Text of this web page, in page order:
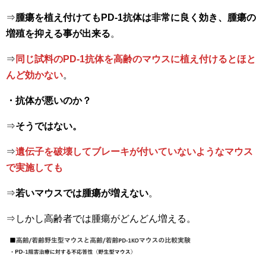
⇒腫瘍を植え付けてもPD-1抗体は非常に良く効き、腫瘍の
増殖を抑える事が出来る。
⇒ 同じ試料のPD-1抗体を高齢のマウスに植え付けるとほと
んど効かない。
・抗体が悪いのか？
⇒そうではない。
⇒遺伝子を破壊してブレーキが付いていないようなマウス
で実施しても
⇒若いマウスでは腫瘍が増えない。
⇒しかし高齢者では腫瘍がどんどん増える。